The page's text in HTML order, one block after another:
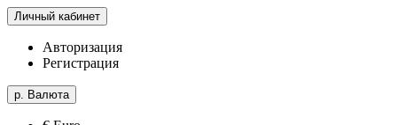
Личный кабинет
Авторизация
Регистрация
р. Валюта